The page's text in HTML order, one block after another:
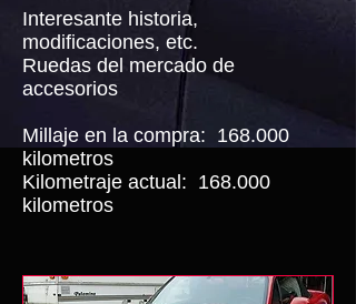
Interesante historia,
modificaciones, etc.
Ruedas del mercado de
accesorios
Millaje en la compra: 168.000
kilometros
Kilometraje actual: 168.000
kilometros